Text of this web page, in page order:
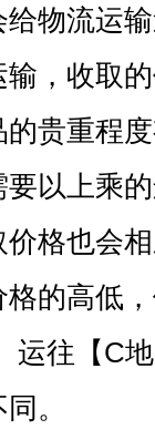
物流运
，收取
贵重程
以上乘
格也会
的高低
运往【C
。